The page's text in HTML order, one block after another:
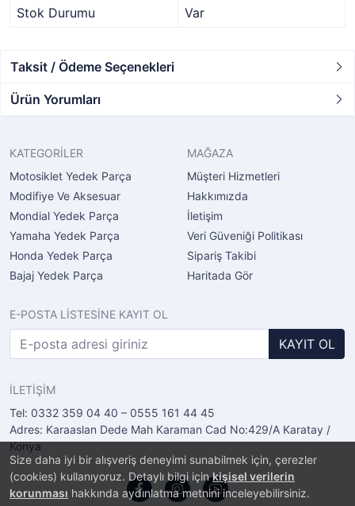
Size daha iyi bir alışveriş deneyimi sunabilmek için, çerezler
(cookies) kullanıyoruz. Detaylı bilgi içinkişisel verilerin
korunması hakkında aydınlatma metnini inceleyebilirsiniz.
Stok Durumu
Var
Taksit / Ödeme Seçenekleri
Ürün Yorumları
KATEGORİLER
Motosiklet Yedek Parça
Modifiye Ve Aksesuar
Mondial Yedek Parça
Yamaha Yedek Parça
Honda Yedek Parça
Bajaj Yedek Parça
MAĞAZA
Müşteri Hizmetleri
Hakkımızda
İletişim
Veri Güveniği Politikası
Sipariş Takibi
Haritada Gör
E-POSTA LİSTESİNE KAYIT OL
KAYIT OL
İLETİŞİM
Tel: 0332 359 04 40 – 0555 161 44 45
Adres: Karaaslan Dede Mah Karaman Cad No:429/A Karatay /
Konya